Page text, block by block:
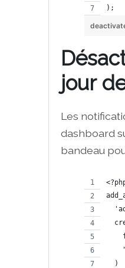
);
jour
Les
dashboard
bandeau
  )